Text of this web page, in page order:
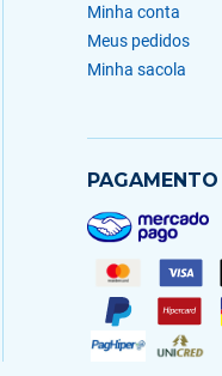
Minha conta
Meus pedidos
Minha sacola
PAGAMENTO